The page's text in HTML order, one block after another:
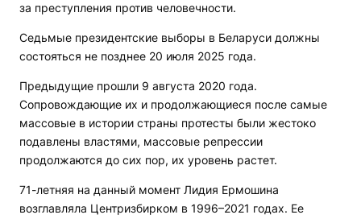
за преступления против человечности.
Седьмые президентские выборы в Беларуси должны
состояться не позднее 20 июля 2025 года.
Предыдущие прошли 9 августа 2020 года.
Сопровождающие их и продолжающиеся после самые
массовые в истории страны протесты были жестоко
подавлены властями, массовые репрессии
продолжаются до сих пор, их уровень растет.
71-летняя на данный момент Лидия Ермошина
возглавляла Центризбирком в 1996–2021 годах. Ее